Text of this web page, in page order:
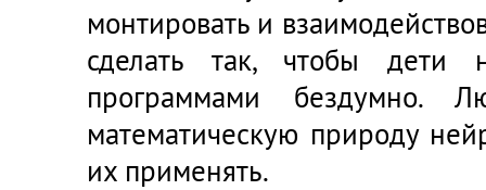
монтировать и
сделать так, чтобы дети
программами бездумно.
математическую природу
их применять.